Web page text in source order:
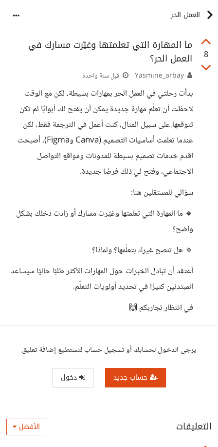
العمل الحر
8
ما المهارة التي تعلمتها وغيّرت مسارك في
العمل الحر؟
قبل سنة واحدة
بدأت رحلتي في العمل الحر بمهارات بسيطة، لكن مع الوقت
لاحظت أن تعلّم مهارة جديدة يمكن أن يفتح لك أبوابًا لم تكن
تتوقعها.على سبيل المثال، كنت أعمل في الترجمة فقط، لكن
عندما تعلمت أساسيات التصميم (Canva وFigma)، أصبحت
أقدم خدمات تصميم بسيطة للمدونات ومواقع التواصل
الاجتماعي، وفتح لي ذلك فرصًا جديدة.
سؤالي للمستقلين هنا:
🔹 ما المهارة التي تعلمتها وغيّرت مسارك أو زادت دخلك بشكل
واضح؟
🔹 هل تنصح غيرك بتعلّمها؟ ولماذا؟
أعتقد أن تبادل الخبرات حول المهارات الأكثر طلبًا حاليًا سيساعد
المبتدئين كثيرًا في تحديد أولويات التعلّم.
في انتظار تجاربكم 🙌
يرجى الدخول لحسابك أو تسجيل حساب لتستطيع إضافة تعليق
حساب جديد دخول
التعليقات الأفضل